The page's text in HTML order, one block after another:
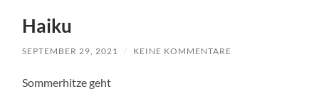
Haiku
SEPTEMBER 29, 2021 / KEINE KOMMENTARE
Sommerhitze geht